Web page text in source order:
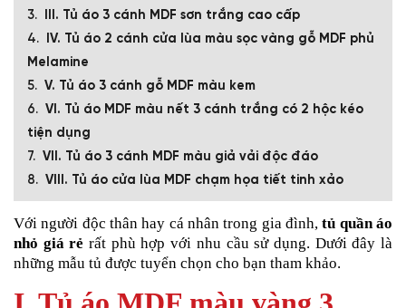
III. Tủ áo 3 cánh MDF sơn trắng cao cấp
IV. Tủ áo 2 cánh cửa lùa màu sọc vàng gỗ MDF phủ
Melamine
V. Tủ áo 3 cánh gỗ MDF màu kem
VI. Tủ áo MDF màu nết 3 cánh trắng có 2 hộc kéo
tiện dụng
VII. Tủ áo 3 cánh MDF màu giả vải độc đáo
VIII. Tủ áo cửa lùa MDF chạm họa tiết tinh xảo
Với người độc thân hay cá nhân trong gia đình,tủ quần áo
nhỏ giá rẻrất phù hợp với nhu cầu sử dụng. Dưới đây là
những mẫu tủ được tuyển chọn cho bạn tham khảo.